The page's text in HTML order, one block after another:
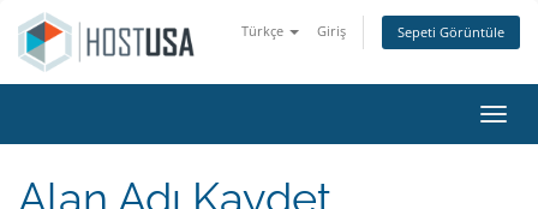
Türkçe Giriş Sepeti Görüntüle
Alan Adı Kaydet